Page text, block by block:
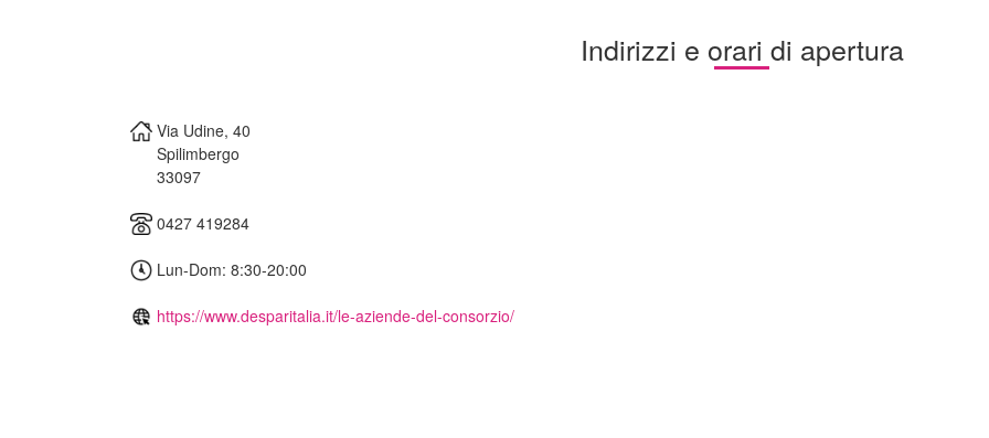
Indirizzi e orari di apertura
Via Udine, 40
Spilimbergo
33097
0427 419284
Lun-Dom: 8:30-20:00
https://www.desparitalia.it/le-aziende-del-consorzio/